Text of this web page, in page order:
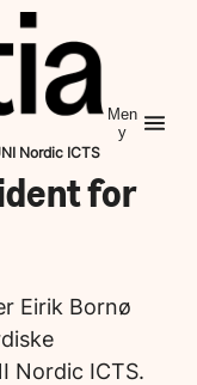
Men
y
Nordic ICTS
for
Eirik Bornø
Nordic ICTS.